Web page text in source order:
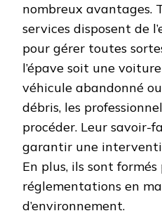
nombreux avantages.
services disposent de
pour gérer toutes
l’épave soit une
véhicule abandonné
débris, les
procéder. Leur savoir-
garantir une
En plus, ils sont
réglementations en
d’environnement.